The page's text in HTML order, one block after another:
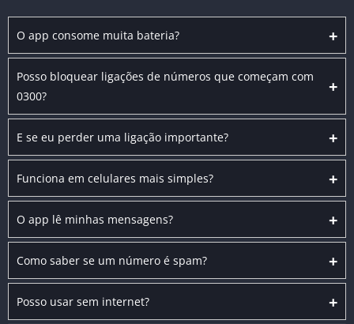
+
O app consome muita bateria?
+
Posso bloquear ligações de números que começam com
0300?
+
E se eu perder uma ligação importante?
+
Funciona em celulares mais simples?
+
O app lê minhas mensagens?
+
Como saber se um número é spam?
+
Posso usar sem internet?